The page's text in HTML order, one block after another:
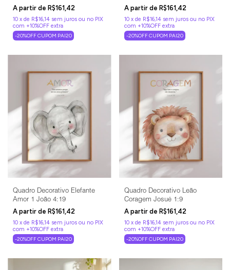
R$161,42
10 x de R$16,14 sem juros
-20%OFF CUPOM PAI20
R$161,42
10 x de R$16,14 sem juros
-20%OFF CUPOM PAI20
Quadro Decorativo Elefante
Amor 1 João 4:19
R$161,42
10 x de R$16,14 sem juros
-20%OFF CUPOM PAI20
Quadro Decorativo Leão
Coragem Josué 1:9
R$161,42
10 x de R$16,14 sem juros
-20%OFF CUPOM PAI20